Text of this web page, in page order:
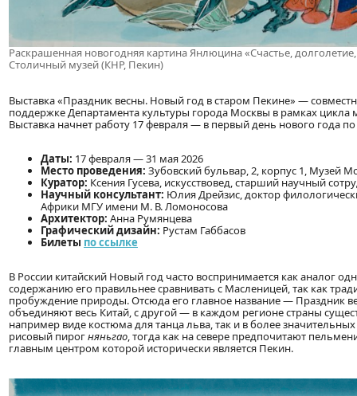
Раскрашенная новогодняя картина Янлюцина «Счастье,
Столичный музей (КНР, Пекин)
Выставка «Праздник весны. Новый год в старом Пекине» —
поддержке Департамента культуры города Москвы в рамках
Выставка начнет работу 17 февраля — в первый день нового года
Даты: 17 февраля — 31 мая 2026
Место проведения: Зубовский бульвар, 2, корпус 1, Музей
Куратор: Ксения Гусева, искусствовед, старший научный
Научный консультант: Юлия Дрейзис, доктор
Африки МГУ имени М. В. Ломоносова
Архитектор: Анна Румянцева
Графический дизайн: Рустам Габбасов
Билеты по ссылке
В России китайский Новый год часто воспринимается как аналог
содержанию его правильнее сравнивать с Масленицей, так как
пробуждение природы. Отсюда его главное название — Праздник
объединяют весь Китай, с другой — в каждом регионе страны
например виде костюма для танца льва, так и в более
рисовый пирогняньгао, тогда как на севере предпочитают
главным центром которой исторически является Пекин.